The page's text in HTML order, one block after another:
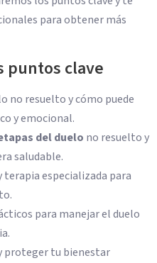
para obtener más
puntos clave
no resuelto y cómo puede
y emocional.
del duelo no resuelto y
saludable.
terapia especializada para
para manejar el duelo
proteger tu bienestar